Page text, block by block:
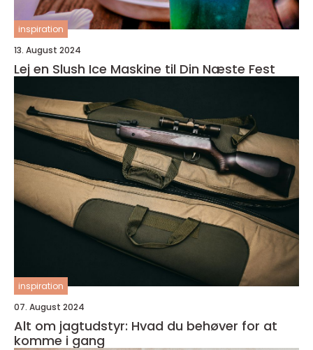
inspiration
13. August 2024
Lej en Slush Ice Maskine til Din Næste Fest
inspiration
07. August 2024
Alt om jagtudstyr: Hvad du behøver for at
komme i gang